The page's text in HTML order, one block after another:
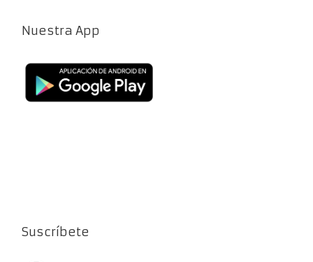
Nuestra App
Suscríbete